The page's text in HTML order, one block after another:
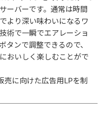
ーバーです。通常は時間
より深い味わいになるワ
術で一瞬でエアレーショ
タンで調整できるので、
おいしく楽しむことがで
に向けた広告用LPを制